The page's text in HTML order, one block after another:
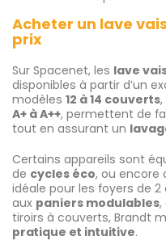
Acheter un lave
prix
Sur Spacenet, les lave
disponibles à partir d’un
modèles 12 à 14 couverts
A+ à A++, permettent de
tout en assurant un
Certains appareils sont
de cycles éco, ou encore
idéale pour les foyers de 2
aux paniers modulables,
tiroirs à couverts, Brandt
pratique et intuitive.